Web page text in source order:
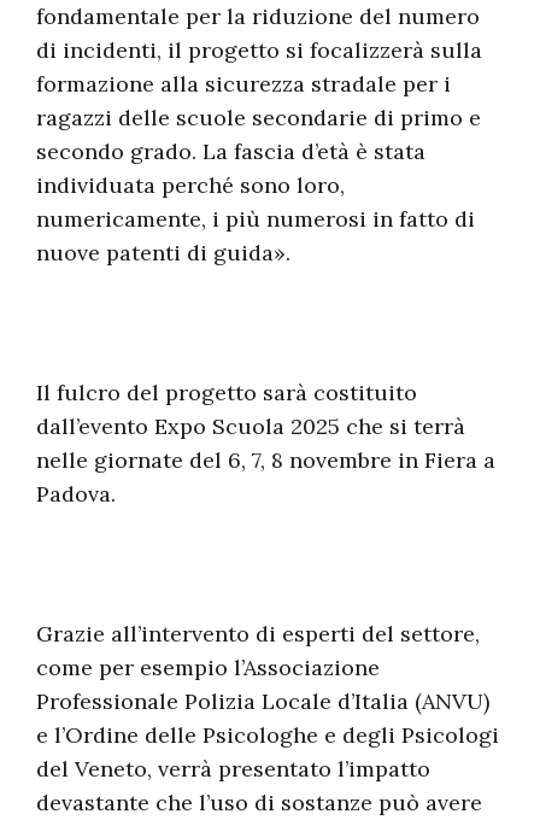
fondamentale per la riduzione del numero
di incidenti, il progetto si focalizzerà sulla
formazione alla sicurezza stradale per i
ragazzi delle scuole secondarie di primo e
secondo grado. La fascia d’età è stata
individuata perché sono loro,
numericamente, i più numerosi in fatto di
nuove patenti di guida».
Il fulcro del progetto sarà costituito
dall’evento Expo Scuola 2025 che si terrà
nelle giornate del 6, 7, 8 novembre in Fiera a
Padova.
Grazie all’intervento di esperti del settore,
come per esempio l’Associazione
Professionale Polizia Locale d’Italia (ANVU)
e l’Ordine delle Psicologhe e degli Psicologi
del Veneto, verrà presentato l’impatto
devastante che l’uso di sostanze può avere